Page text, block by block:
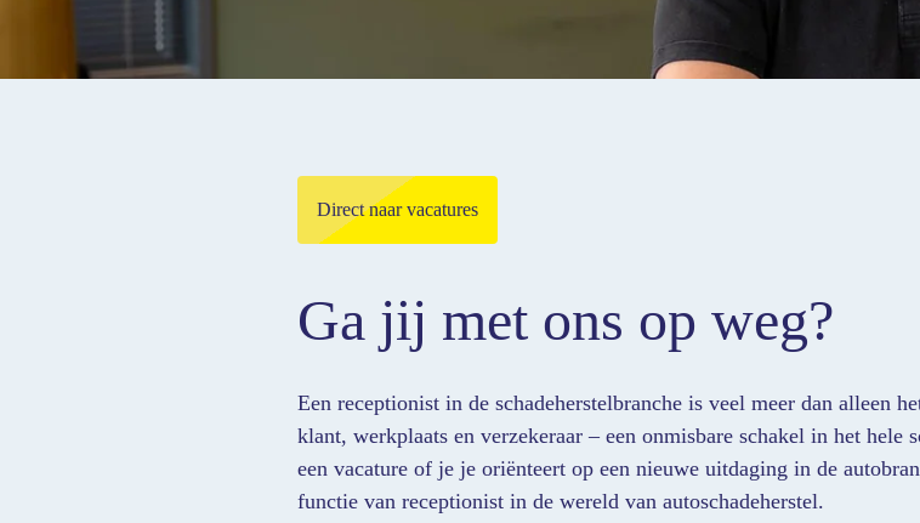
Direct naar vacatures
Ga jij met ons op weg?
Een receptionist in de schadeherstelbranche is veel meer dan alleen
klant, werkplaats en verzekeraar – een onmisbare schakel in het hele
een vacature of je je oriënteert op een nieuwe uitdaging in de
functie van receptionist in de wereld van autoschadeherstel.